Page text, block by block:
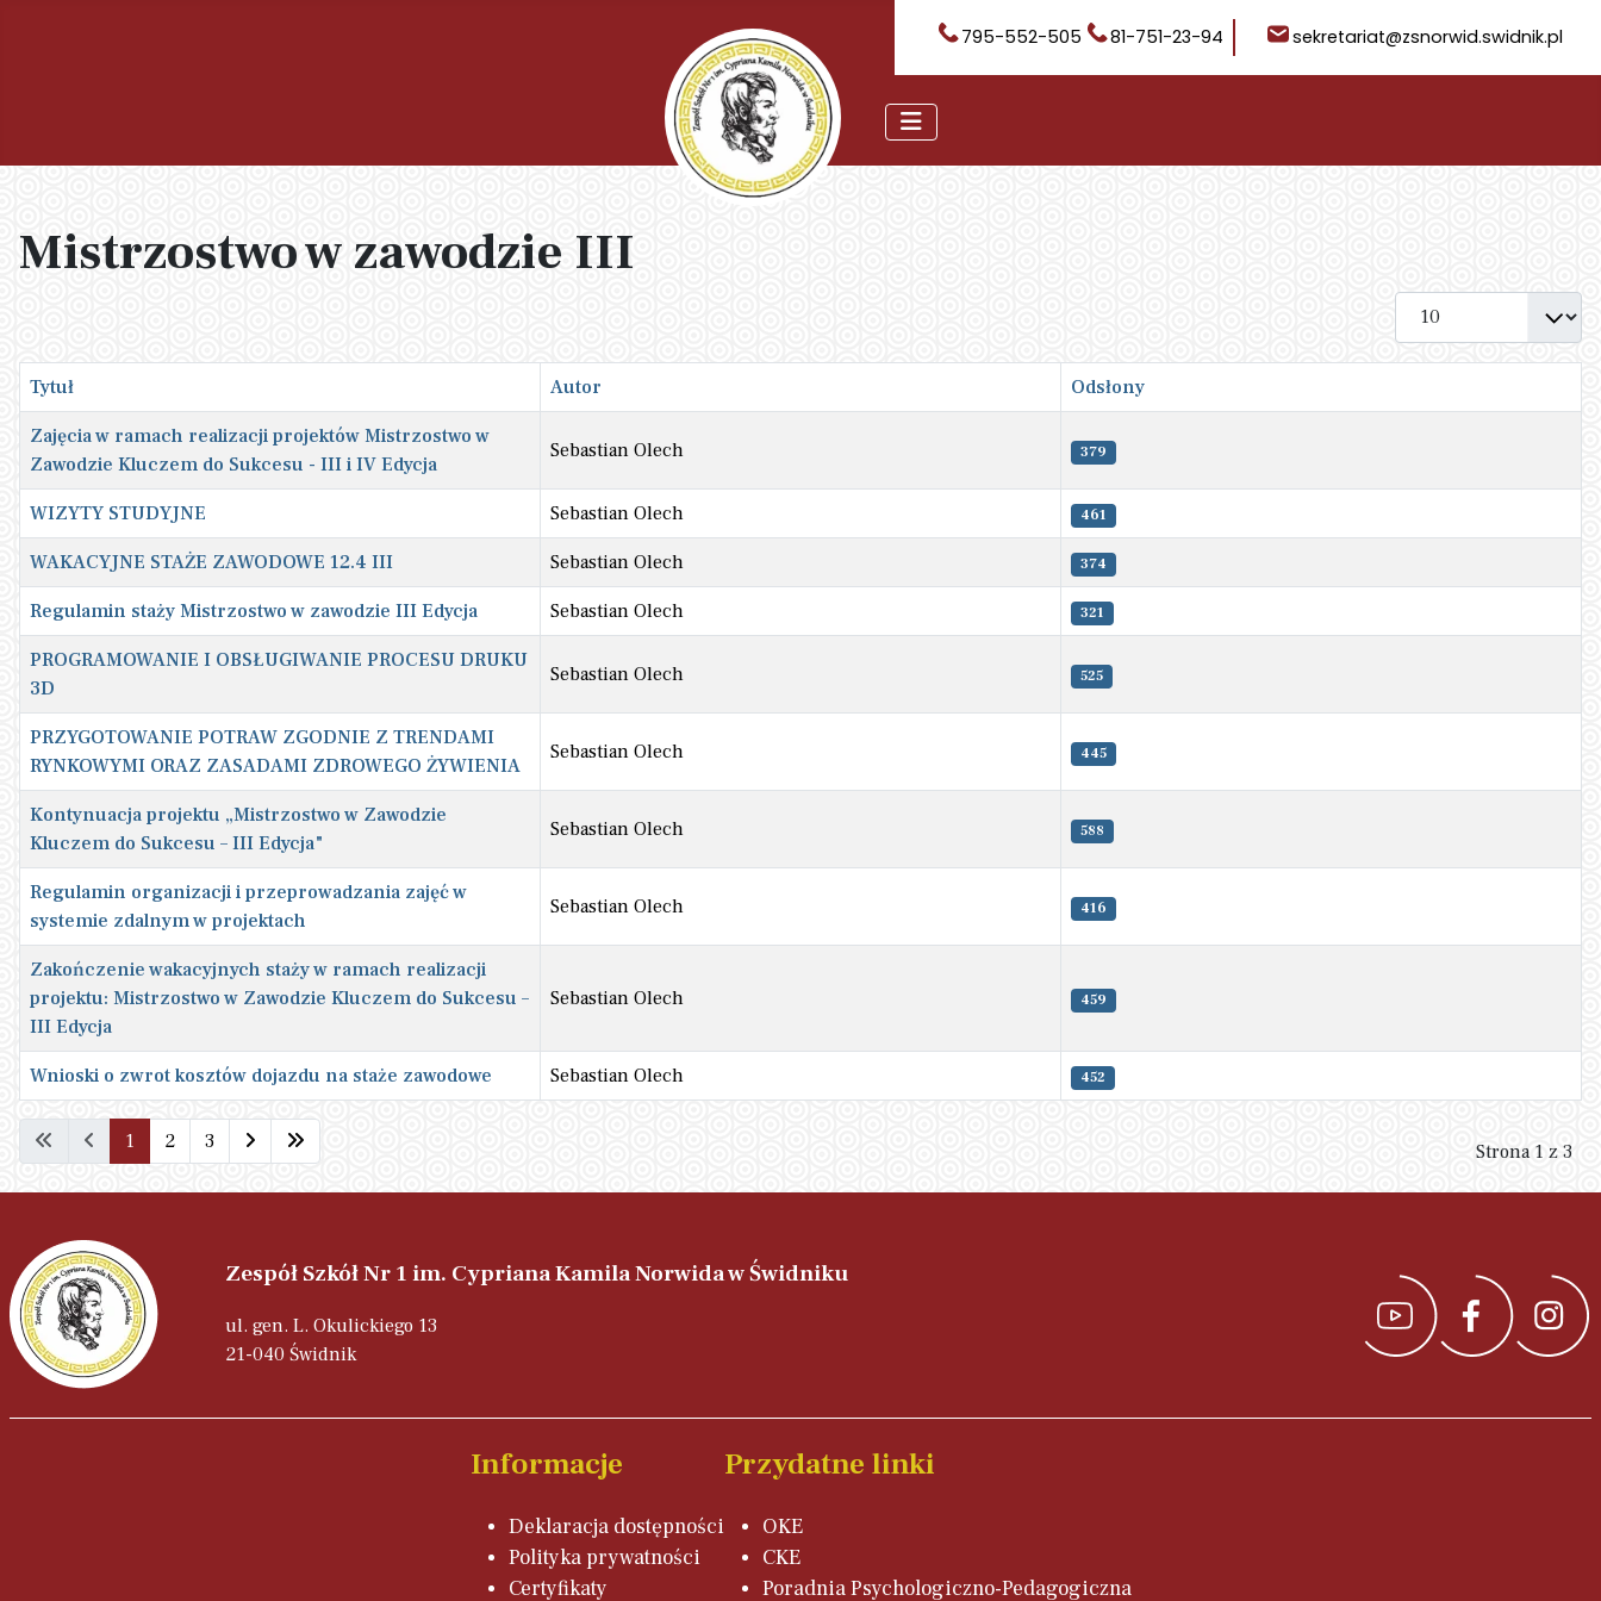
795-552-505 81-751-23-94 sekretariat@zsnorwid.swidnik.pl
Mistrzostwo w zawodzie III
Pokaż #
Spis artykułów
Tytuł Autor Odsłony
Zajęcia w ramach realizacji projektów Mistrzostwo w
Zawodzie Kluczem do Sukcesu - III i IV Edycja
Sebastian Olech 379
WIZYTY STUDYJNE Sebastian Olech 461
WAKACYJNE STAŻE ZAWODOWE 12.4 III Sebastian Olech 374
Regulamin staży Mistrzostwo w zawodzie III Edycja Sebastian Olech 321
PROGRAMOWANIE I OBSŁUGIWANIE PROCESU DRUKU
3D
Sebastian Olech 525
PRZYGOTOWANIE POTRAW ZGODNIE Z TRENDAMI
RYNKOWYMI ORAZ ZASADAMI ZDROWEGO ŻYWIENIA
Sebastian Olech 445
Kontynuacja projektu „Mistrzostwo w Zawodzie
Kluczem do Sukcesu – III Edycja"
Sebastian Olech 588
Regulamin organizacji i przeprowadzania zajęć w
systemie zdalnym w projektach
Sebastian Olech 416
Zakończenie wakacyjnych staży w ramach realizacji
projektu: Mistrzostwo w Zawodzie Kluczem do Sukcesu –
III Edycja
Sebastian Olech 459
Wnioski o zwrot kosztów dojazdu na staże zawodowe Sebastian Olech 452
Strona 1 z 3
1 2 3
Zespół Szkół Nr 1 im. Cypriana Kamila Norwida w Świdniku
ul. gen. L. Okulickiego 13
21-040 Świdnik
Informacje
Deklaracja dostępności
Polityka prywatności
Certyfikaty
Przydatne linki
OKE
CKE
Poradnia Psychologiczno-Pedagogiczna